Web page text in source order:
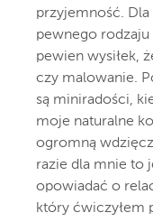
przyjemność.
pewnego rodzaju
pewien wysiłek,
czy malowanie.
są miniradości,
moje naturalne
ogromną
razie dla mnie to
opowiadać o
który ćwiczyłem